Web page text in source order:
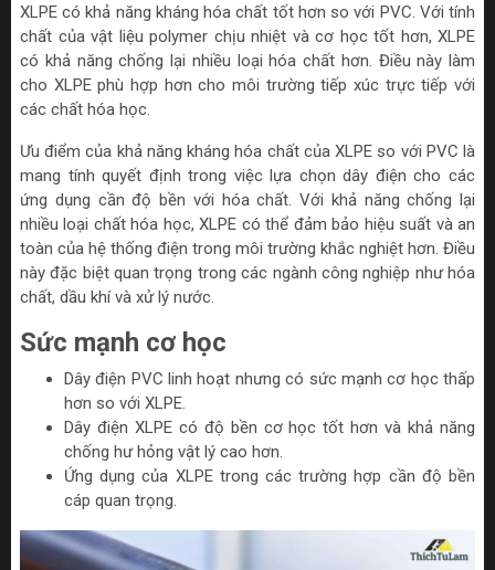
XLPE có khả năng kháng hóa chất tốt hơn so với PVC. Với tính
chất của vật liệu polymer chịu nhiệt và cơ học tốt hơn, XLPE
có khả năng chống lại nhiều loại hóa chất hơn. Điều này làm
cho XLPE phù hợp hơn cho môi trường tiếp xúc trực tiếp với
các chất hóa học.
Ưu điểm của khả năng kháng hóa chất của XLPE so với PVC là
mang tính quyết định trong việc lựa chọn dây điện cho các
ứng dụng cần độ bền với hóa chất. Với khả năng chống lại
nhiều loại chất hóa học, XLPE có thể đảm bảo hiệu suất và an
toàn của hệ thống điện trong môi trường khắc nghiệt hơn. Điều
này đặc biệt quan trọng trong các ngành công nghiệp như hóa
chất, dầu khí và xử lý nước.
Sức mạnh cơ học
Dây điện PVC linh hoạt nhưng có sức mạnh cơ học thấp
hơn so với XLPE.
Dây điện XLPE có độ bền cơ học tốt hơn và khả năng
chống hư hỏng vật lý cao hơn.
Ứng dụng của XLPE trong các trường hợp cần độ bền
cáp quan trọng.